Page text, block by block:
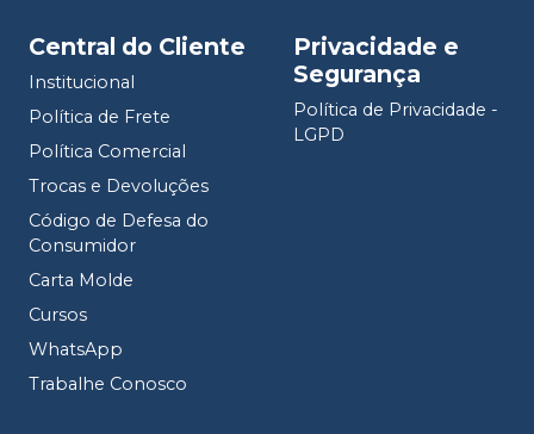
Central do Cliente
Institucional
Política de Frete
Política Comercial
Trocas e Devoluções
Código de Defesa do
Consumidor
Carta Molde
Cursos
WhatsApp
Trabalhe Conosco
Privacidade e
Segurança
Política de Privacidade -
LGPD